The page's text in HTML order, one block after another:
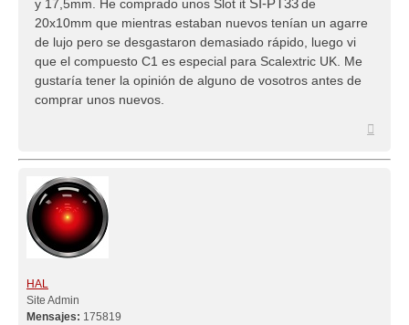
y 17,5mm. He comprado unos Slot it SI-PT33de
20x10mm que mientras estaban nuevos tenían un agarre
de lujo pero se desgastaron demasiado rápido, luego vi
que el compuesto C1 es especial para Scalextric UK. Me
gustaría tener la opinión de alguno de vosotros antes de
comprar unos nuevos.
HAL
Site Admin
Mensajes: 175819